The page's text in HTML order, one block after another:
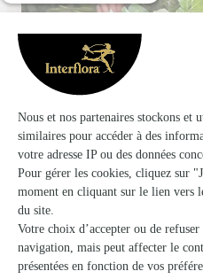
Cote Fleurs Creation
Mably
★
3, route de Briennon
Voir la boutique